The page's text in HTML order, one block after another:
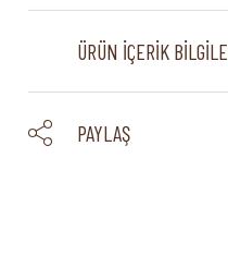
ÜRÜN İÇERIK
PAYLAŞ